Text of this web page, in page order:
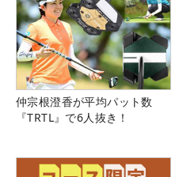
仲宗根澄香が平均パット数
『TRTL』で6人抜き！